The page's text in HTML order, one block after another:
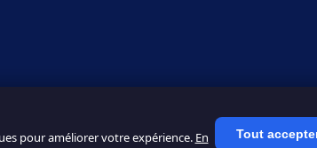
pour améliorer votre expérience. En
Tout